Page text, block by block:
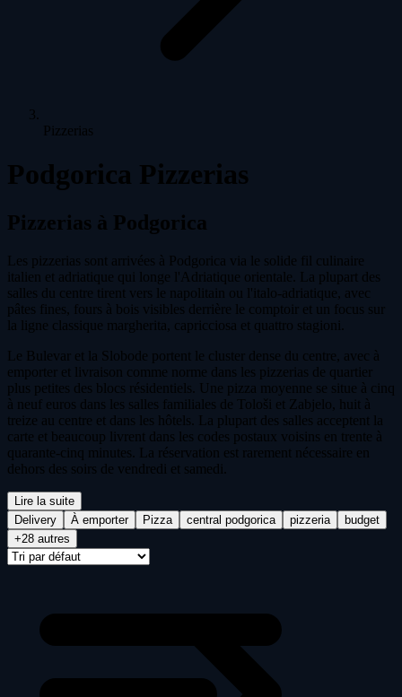
Pizzerias
Podgorica Pizzerias
Pizzerias à Podgorica
Les pizzerias sont arrivées à Podgorica via le solide fil culinaire
italien et adriatique qui longe l'Adriatique orientale. La plupart des
salles du centre tirent vers le napolitain ou l'italo-adriatique, avec
pâtes fines, fours à bois visibles derrière le comptoir et un focus sur
la ligne classique margherita, capricciosa et quattro stagioni.
Le Bulevar et la Slobode portent le cluster dense du centre, avec à
emporter et livraison comme norme dans les pizzerias de quartier
plus petites des blocs résidentiels. Une pizza moyenne se situe à cinq
à neuf euros dans les salles familiales de Tološi et Zabjelo, huit à
treize au centre et dans les hôtels. La plupart des salles acceptent la
carte et beaucoup livrent dans les codes postaux voisins en trente à
quarante-cinq minutes. La réservation est rarement nécessaire en
dehors des soirs de vendredi et samedi.
Lire la suite
Delivery
À emporter Pizza central podgorica pizzeria
budget
+28 autres